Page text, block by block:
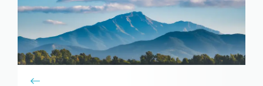
italienne
!